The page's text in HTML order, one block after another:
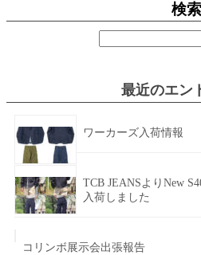
検
最近のエン
ワーカーズ入荷情報
TCB JEANSよりNew
入荷しました
コリンボ展示会出張報告